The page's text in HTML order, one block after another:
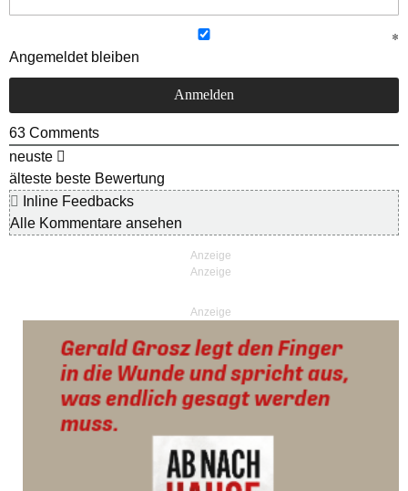
Angemeldet bleiben
63 Comments
neuste
älteste beste Bewertung
Inline Feedbacks
Alle Kommentare ansehen
Anzeige